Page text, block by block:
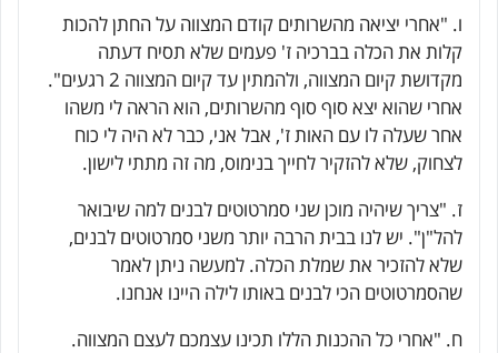
ו. "אחרי יציאה מהשרותים קודם המצווה על החתן להכות
קלות את הכלה בברכיה ז' פעמים שלא תסיח דעתה
מקדושת קיום המצווה, ולהמתין עד קיום המצווה 2 רגעים".
אחרי שהוא יצא סוף סוף מהשרותים, הוא הראה לי משהו
אחר שעלה לו עם האות ז', אבל אני, כבר לא היה לי כוח
לצחוק, שלא להזקיר לחייך בנימוס, מה זה מתתי לישון.
ז. "צריך שיהיה מוכן שני סמרטוטים לבנים למה שיבואר
להל"ן". יש לנו בבית הרבה יותר משני סמרטוטים לבנים,
שלא להזכיר את שמלת הכלה. למעשה ניתן לאמר
שהסמרטוטים הכי לבנים באותו לילה היינו אנחנו.
ח. "אחרי כל ההכנות הללו תכינו עצמכם לעצם המצווה.